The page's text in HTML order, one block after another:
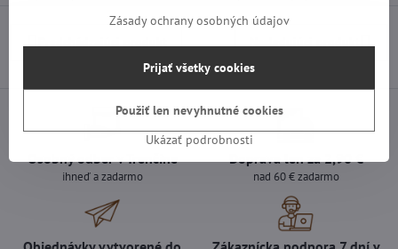
Osobný odber v Trenčíne
ihneď a zadarmo
Doprava len za 2,90 €
nad 60 € zadarmo
Zásady ochrany osobných údajov
Ukázať podrobnosti
Prijať všetky cookies
Použiť len nevyhnutné cookies